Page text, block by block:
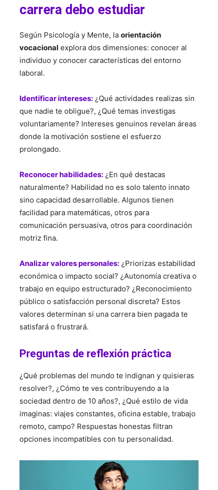
carrera debo estudiar
Según Psicología y Mente, la orientación
vocacional explora dos dimensiones: conocer al
individuo y conocer características del entorno
laboral.
Identificar intereses: ¿Qué actividades realizas sin
que nadie te obligue?, ¿Qué temas investigas
voluntariamente? Intereses genuinos revelan áreas
donde la motivación sostiene el esfuerzo
prolongado.
Reconocer habilidades: ¿En qué destacas
naturalmente? Habilidad no es solo talento innato
sino capacidad desarrollable. Algunos tienen
facilidad para matemáticas, otros para
comunicación persuasiva, otros para coordinación
motriz fina.
Analizar valores personales: ¿Priorizas estabilidad
económica o impacto social? ¿Autonomía creativa o
trabajo en equipo estructurado? ¿Reconocimiento
público o satisfacción personal discreta? Estos
valores determinan si una carrera bien pagada te
satisfará o frustrará.
Preguntas de reflexión práctica
¿Qué problemas del mundo te indignan y quisieras
resolver?, ¿Cómo te ves contribuyendo a la
sociedad dentro de 10 años?, ¿Qué estilo de vida
imaginas: viajes constantes, oficina estable, trabajo
remoto, campo? Respuestas honestas filtran
opciones incompatibles con tu personalidad.